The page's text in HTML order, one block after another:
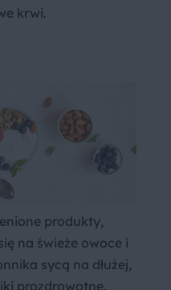
krwi.
produkty,
na świeże owoce i
sycą na dłużej,
prozdrowotne.